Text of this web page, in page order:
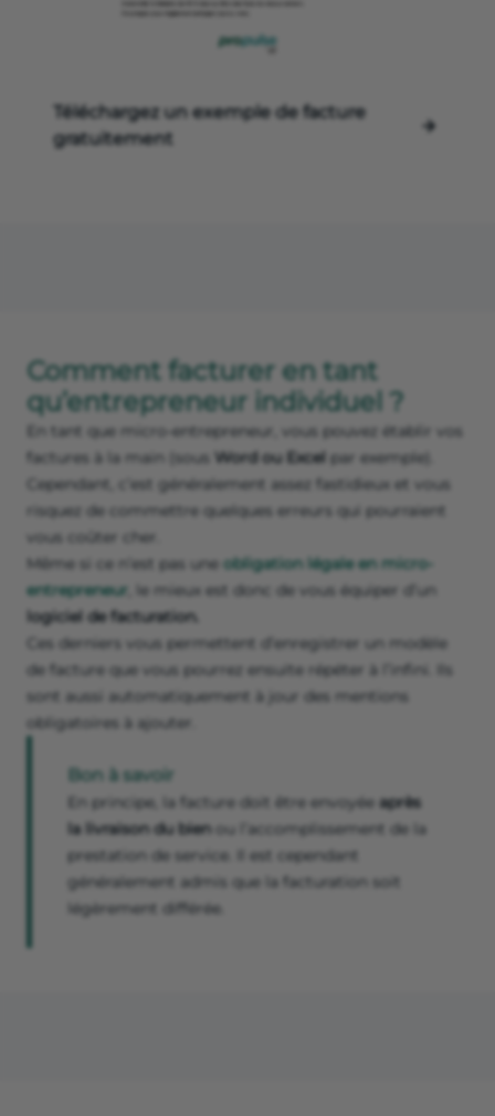
Téléchargez un exemple de facture
gratuitement
Comment facturer en tant
qu’entrepreneur individuel ?
En tant que micro-entrepreneur, vous pouvez établir vos
factures à la main (sous Word ou Excel par exemple).
Cependant, c’est généralement assez fastidieux et vous
risquez de commettre quelques erreurs qui pourraient
vous coûter cher.
Même si ce n’est pas une obligation légale en micro-
entrepreneur , le mieux est donc de vous équiper d’un
logiciel de facturation.
Ces derniers vous permettent d’enregistrer un modèle
de facture que vous pourrez ensuite répéter à l’infini. Ils
sont aussi automatiquement à jour des mentions
obligatoires à ajouter.
Bon à savoir
En principe, la facture doit être envoyée après
la livraison du bienou l’accomplissement de la
prestation de service. Il est cependant
généralement admis que la facturation soit
légèrement différée.